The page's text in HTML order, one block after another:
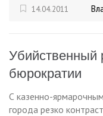
14.04.2011
Убийственный
бюрократии
С казенно-
города резко